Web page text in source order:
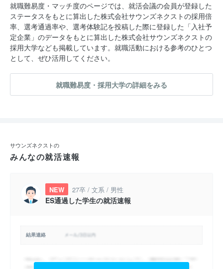
就職難易度・マッチ度のページでは、就活会議の会員が登録した
ステータスをもとに算出した株式会社サウンズネクストの採用倍
率、選考通過率や、選考体験記を投稿した際に登録した「入社予
定企業」のデータをもとに算出した株式会社サウンズネクストの
採用大学なども掲載しています。就職活動における参考のひとつ
として、ぜひ活用してください。
就職難易度・採用大学の詳細をみる
サウンズネクストの
みんなの就活速報
NEW 27卒 / 文系 / 男性
ES通過した学生の就活速報
結果連絡